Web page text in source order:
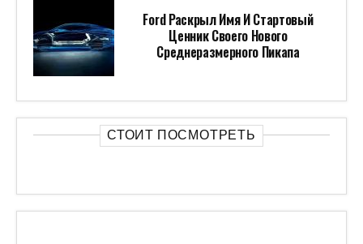
Ford Раскрыл Имя И Стартовый
Ценник Своего Нового
Среднеразмерного Пикапа
СТОИТ ПОСМОТРЕТЬ